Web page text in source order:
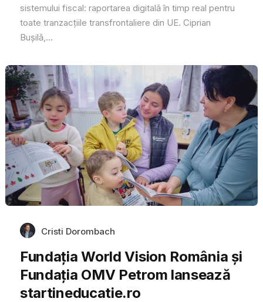
sistemului fiscal: raportarea digitală în timp real pentru
toate tranzacțiile transfrontaliere din UE. Ciprian
Bușilă,...
Cristi Dorombach
Fundația World Vision România și
Fundația OMV Petrom lansează
startineducatie.ro